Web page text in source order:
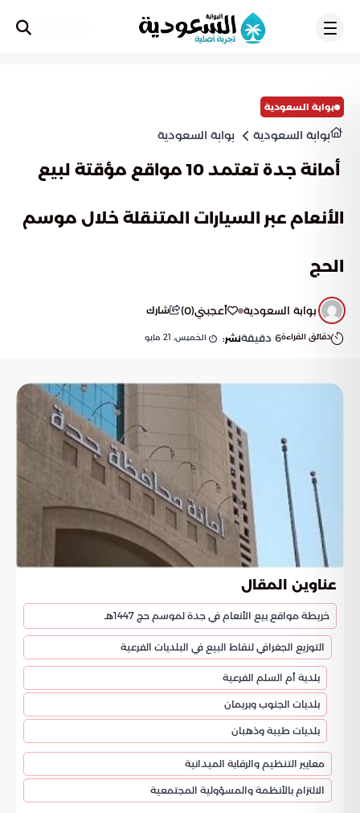
بوابة السعودية
بوابة السعودية بوابة السعودية
‎ أمانة جدة تعتمد 10 مواقع مؤقتة لبيع
الأنعام عبر السيارات المتنقلة خلال موسم
الحج
بوابة السعودية أعجبني(
0
) شارك
دقائق القراءة6 دقيقةنشر: الخميس, 21 مايو
عناوين المقال
خريطة مواقع بيع الأنعام في جدة لموسم حج 1447هـ
التوزيع الجغرافي لنقاط البيع في البلديات الفرعية
بلدية أم السلم الفرعية
بلديات الجنوب وبريمان
بلديات طيبة وذهبان
معايير التنظيم والرقابة الميدانية
الالتزام بالأنظمة والمسؤولية المجتمعية